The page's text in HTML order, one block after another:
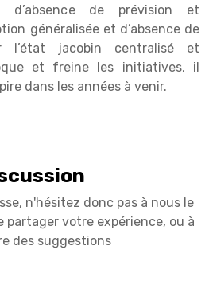
d’absence de prévision et
généralisée et d’absence de
l’état jacobin centralisé et
et freine les initiatives, il
dans les années à venir.
n'hésitez donc pas à nous le
partager votre expérience, ou à
des suggestions